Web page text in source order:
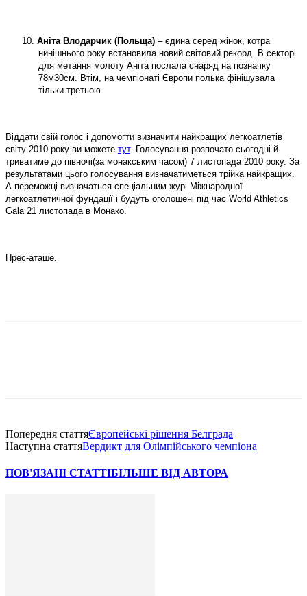
10. Аніта Влодарчик (Польща) – єдина серед жінок, котра
нинішнього року встановила новий світовий рекорд. В секторі
для метання молоту Аніта послала снаряд на позначку
78м30см. Втім, на чемпіонаті Європи полька фінішувала
тільки третьою.
Віддати свій голос і допомогти визначити найкращих легкоатлетів
світу 2010 року ви можете тут. Голосування розпочато сьогодні й
триватиме до півночі(за монакським часом) 7 листопада 2010 року. За
результатами цього голосування визначатиметься трійка найкращих.
А переможці визначаться спеціальним журі Міжнародної
легкоатлетичної фундації і будуть оголошені під час World Athletics
Gala 21 листопада в Монако.
Прес-аташе.
Попередня статтяЄвропейські рішення Белграда
Наступна статтяВердикт для Олімпійського чемпіона
ПОВ'ЯЗАНІ СТАТТІБІЛЬШЕ ВІД АВТОРА